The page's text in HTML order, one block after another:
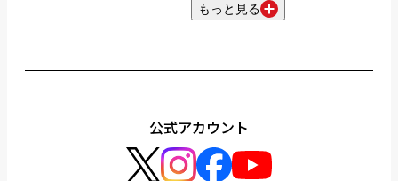
もっと見る
公式アカウント